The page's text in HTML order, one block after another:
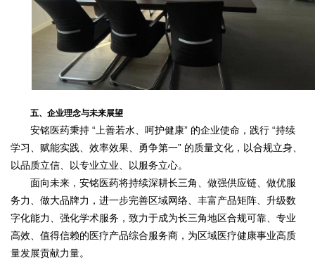
五、企业理念与未来展望
安铭医药秉持 “上善若水、呵护健康” 的企业使命，践行 “持续
学习、赋能实践、效率效果、勇争第一” 的质量文化，以合规立身、
以品质立信、以专业立业、以服务立心。
面向未来，安铭医药将持续深耕长三角、做强供应链、做优服
务力、做大品牌力，进一步完善区域网络、丰富产品矩阵、升级数
字化能力、强化学术服务，致力于成为长三角地区合规可靠、专业
高效、值得信赖的医疗产品综合服务商，为区域医疗健康事业高质
量发展贡献力量。